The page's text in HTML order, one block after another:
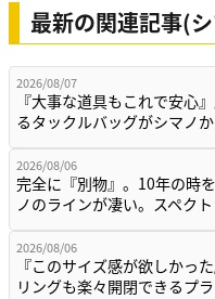
最新の関連記事(
2026/08/07
『大事な道具もこれで安心
るタックルバッグがシマノ
2026/08/06
完全に『別物』。10年の時
ノのラインが凄い。スペク
2026/08/06
『このサイズ感が欲しかっ
リングも楽々開閉できるプ